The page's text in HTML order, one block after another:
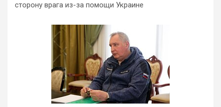
сторону врага из-за помощи Украине